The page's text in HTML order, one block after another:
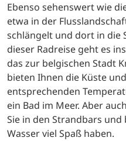
Ebenso sehenswert wie
etwa in der
schlängelt und dort in die
dieser Radreise geht es
das zur belgischen Stadt
bieten Ihnen die Küste
entsprechenden
ein Bad im Meer. Aber
Sie in den Strandbars und
Wasser viel Spaß haben.